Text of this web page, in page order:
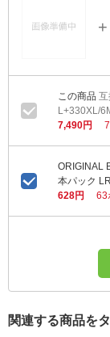
L+330XL/
7,490円
ORIGINAL
本パック
628円
63
関連する商品を